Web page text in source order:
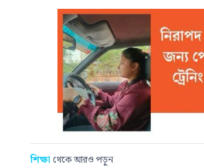
শিক্ষা থেকে আরও পড়ুন